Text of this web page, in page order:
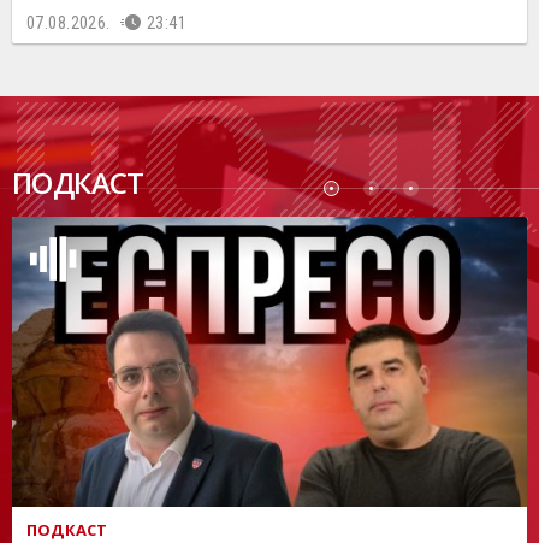
07.08.2026. 23:41
ПОДКАСТ
ПОДК
АСТ
ПОДКАСТ